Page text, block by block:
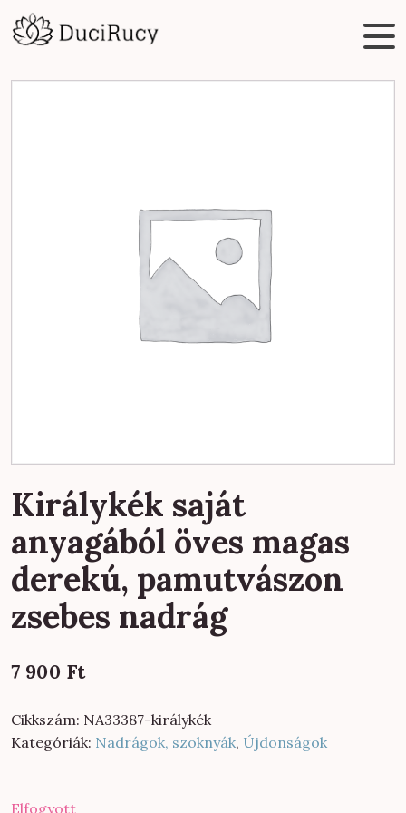
Királykék saját
anyagából öves magas
derekú, pamutvászon
zsebes nadrág
7 900 Ft
Cikkszám: NA33387-királykék
Kategóriák: Nadrágok, szoknyák, Újdonságok
Elfogyott